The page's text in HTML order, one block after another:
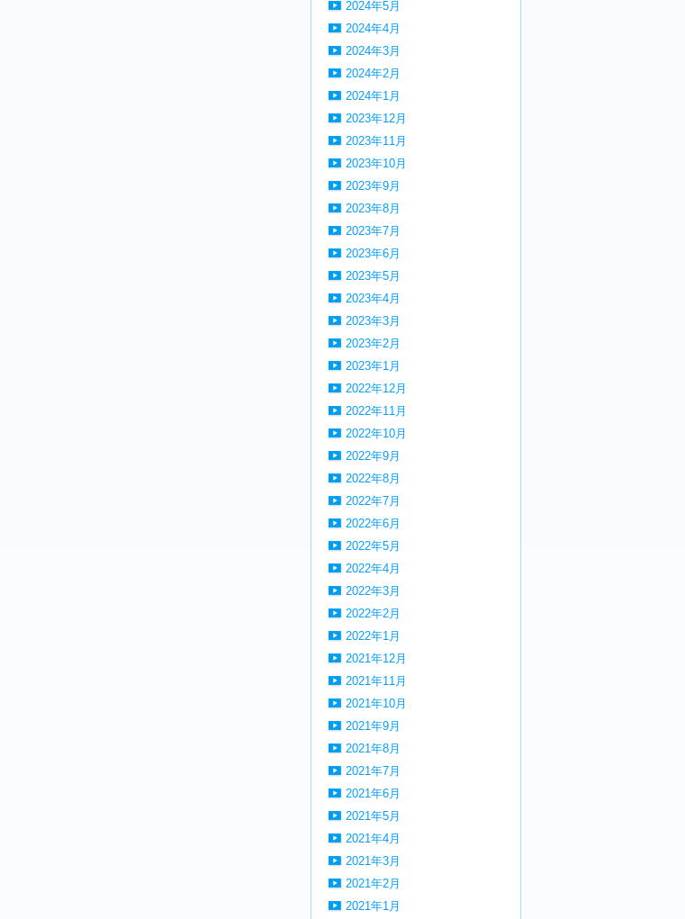
2024年5月
2024年4月
2024年3月
2024年2月
2024年1月
2023年12月
2023年11月
2023年10月
2023年9月
2023年8月
2023年7月
2023年6月
2023年5月
2023年4月
2023年3月
2023年2月
2023年1月
2022年12月
2022年11月
2022年10月
2022年9月
2022年8月
2022年7月
2022年6月
2022年5月
2022年4月
2022年3月
2022年2月
2022年1月
2021年12月
2021年11月
2021年10月
2021年9月
2021年8月
2021年7月
2021年6月
2021年5月
2021年4月
2021年3月
2021年2月
2021年1月